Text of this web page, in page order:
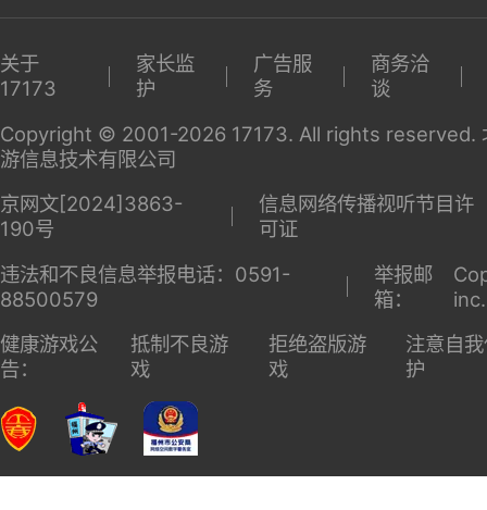
关于
17173
家长监
护
广告服
务
商务洽
谈
Copyright © 2001-2026 17173. All rights reserved.
游信息技术有限公司
京网文[2024]3863-
190号
信息网络传播视听节目许
可证
违法和不良信息举报电话：0591-
88500579
举报邮
箱：
健康游戏公
告：
抵制不良游
戏
拒绝盗版游
戏
注意自
护